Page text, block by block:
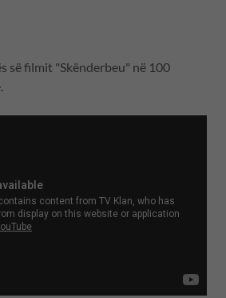
së filmit "Skënderbeu" në 100